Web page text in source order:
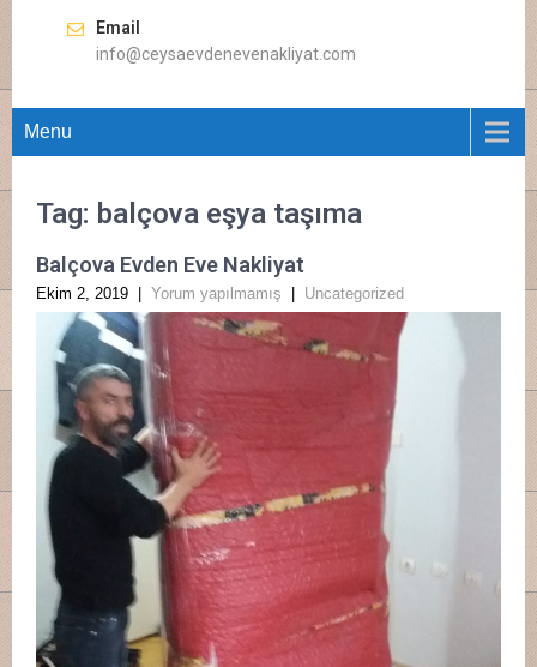
Email
info@ceysaevdenevenakliyat.com
Menu
Tag: balçova eşya taşıma
Balçova Evden Eve Nakliyat
Ekim 2, 2019 Yorum yapılmamış Uncategorized